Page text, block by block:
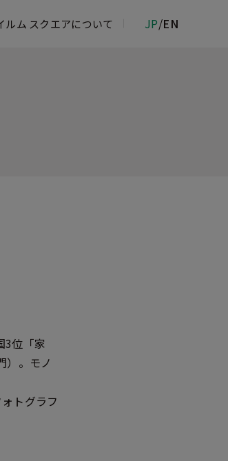
ルム スクエアについて JP/EN
3位「家
）。モノ
トグラフ